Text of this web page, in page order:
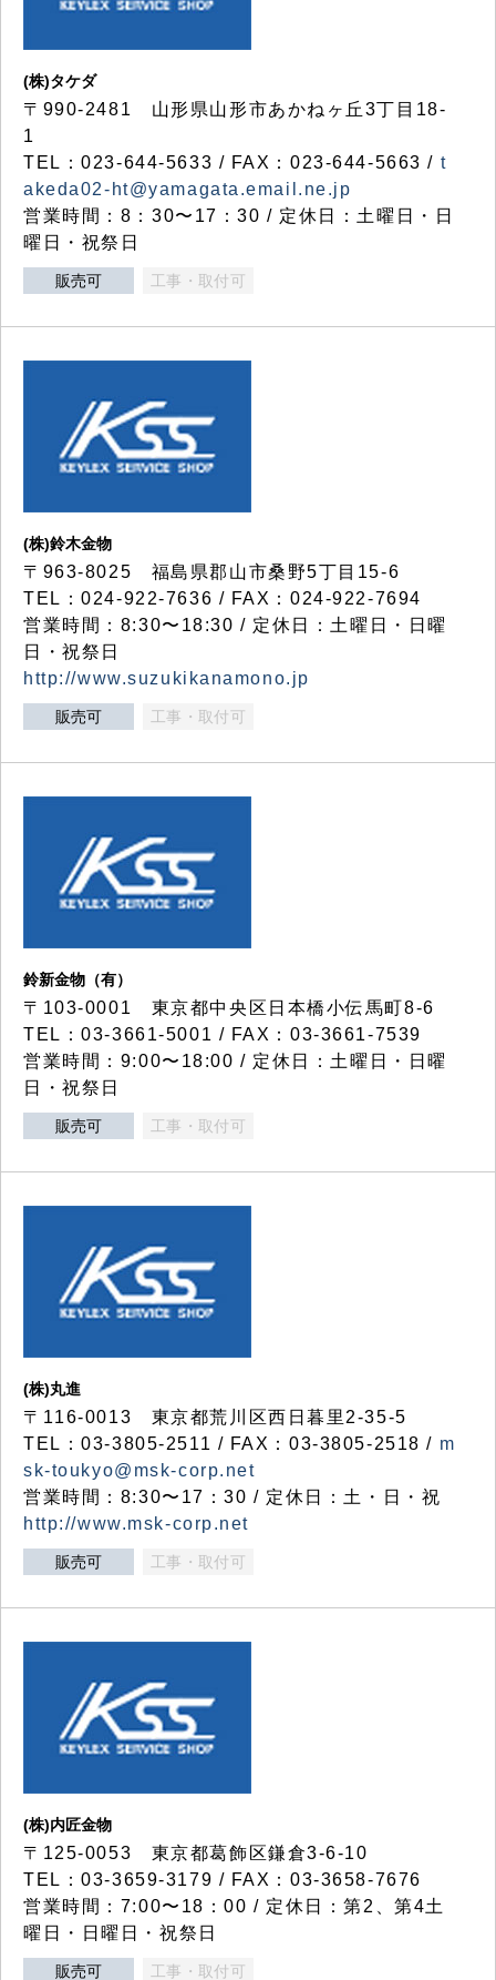
(株)タケダ
〒990-2481 山形県山形市あかねヶ丘3丁目18-
1
TEL：023-644-5633 / FAX：023-644-5663 / t
akeda02-ht@yamagata.email.ne.jp
営業時間：8：30〜17：30 / 定休日：土曜日・日
曜日・祝祭日
販売可 工事・取付可
(株)鈴木金物
〒963-8025 福島県郡山市桑野5丁目15-6
TEL：024-922-7636 / FAX：024-922-7694
営業時間：8:30〜18:30 / 定休日：土曜日・日曜
日・祝祭日
http://www.suzukikanamono.jp
販売可 工事・取付可
鈴新金物（有）
〒103-0001 東京都中央区日本橋小伝馬町8-6
TEL：03-3661-5001 / FAX：03-3661-7539
営業時間：9:00〜18:00 / 定休日：土曜日・日曜
日・祝祭日
販売可 工事・取付可
(株)丸進
〒116-0013 東京都荒川区西日暮里2-35-5
TEL：03-3805-2511 / FAX：03-3805-2518 / m
sk-toukyo@msk-corp.net
営業時間：8:30〜17：30 / 定休日：土・日・祝
http://www.msk-corp.net
販売可 工事・取付可
(株)内匠金物
〒125-0053 東京都葛飾区鎌倉3-6-10
TEL：03-3659-3179 / FAX：03-3658-7676
営業時間：7:00〜18：00 / 定休日：第2、第4土
曜日・日曜日・祝祭日
販売可 工事・取付可